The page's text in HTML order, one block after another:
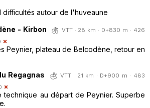
difficultés autour de l'huveaune
- Kirbon
VTT · 28 km · D+830 m · 426
Peynier, plateau de Belcodène, retour en
Regagnas
VTT · 21 km · D+900 m · 483
technique au départ de Peynier. Superbe